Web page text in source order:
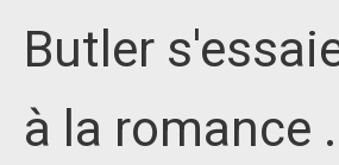
Butler
à la romance